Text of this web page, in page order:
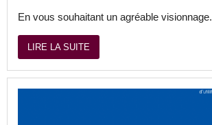
En vous souhaitant un agréable visionnage.
LIRE LA SUITE